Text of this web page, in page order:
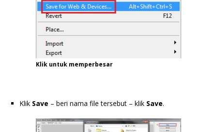
Klik untuk memperbesar
Klik Save – beri nama file tersebut – klik Save.